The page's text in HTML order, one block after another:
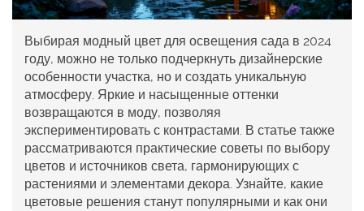
Выбирая модный цвет для освещения сада в 2024
году, можно не только подчеркнуть дизайнерские
особенности участка, но и создать уникальную
атмосферу. Яркие и насыщенные оттенки
возвращаются в моду, позволяя
экспериментировать с контрастами. В статье также
рассматриваются практические советы по выбору
цветов и источников света, гармонирующих с
растениями и элементами декора. Узнайте, какие
цветовые решения станут популярными и как они